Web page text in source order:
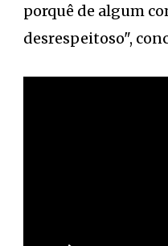
porquê de algum
desrespeitoso",